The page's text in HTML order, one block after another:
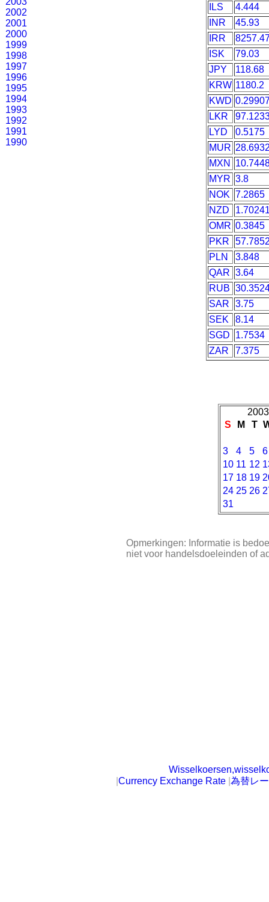
2002
2001
2000
1999
1998
1997
1996
1995
1994
1993
1992
1991
1990
ILS
4.444
INR
45.93
IRR
ISK
79.03
JPY
118.68
KRW 1180.2
KWD
LKR
LYD
0.5175
MUR
MXN
MYR 3.8
NOK 7.2865
NZD
OMR 0.3845
PKR
PLN
3.848
QAR 3.64
RUB
SAR
3.75
SEK
8.14
SGD
1.7534
ZAR
7.375
S
M T
3 4 5
6
10 11 12
17 18 19
24 25 26
31
Opmerkingen: Informatie is
niet voor handelsdoeleinden of
Currency Exchange Rate 為替レ